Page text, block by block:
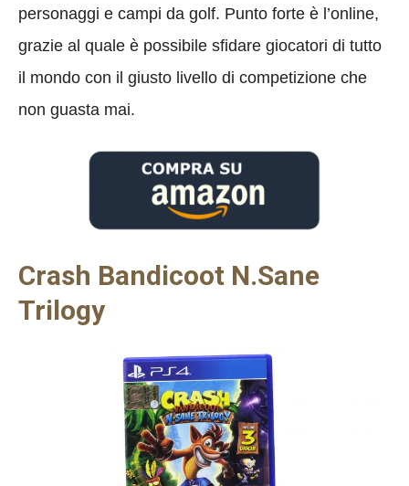
personaggi e campi da golf. Punto forte è l’online,
grazie al quale è possibile sfidare giocatori di tutto
il mondo con il giusto livello di competizione che
non guasta mai.
Crash Bandicoot N.Sane
Trilogy